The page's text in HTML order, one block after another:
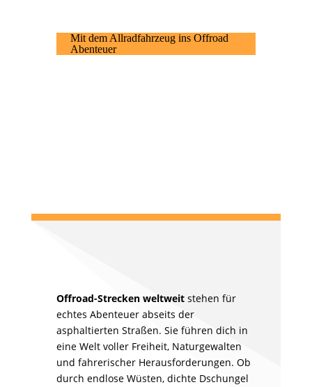
Mit dem Allradfahrzeug ins Offroad
Abenteuer
Offroad-Strecken weltweitstehen für
echtes Abenteuer abseits der
asphaltierten Straßen. Sie führen dich in
eine Welt voller Freiheit, Naturgewalten
und fahrerischer Herausforderungen. Ob
durch endlose Wüsten, dichte Dschungel